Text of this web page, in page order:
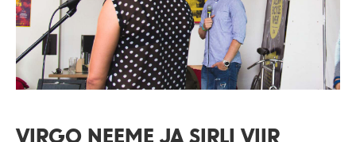
VIRGO NEEME JA SIRLI VIIR